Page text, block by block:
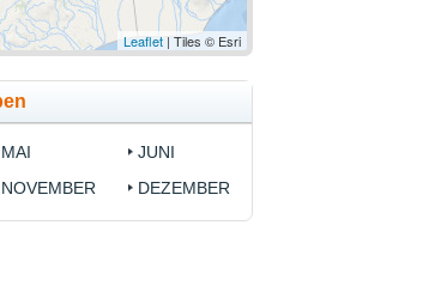
Leaflet | Tiles © Esri
MAI
JUNI
NOVEMBER DEZEMBER